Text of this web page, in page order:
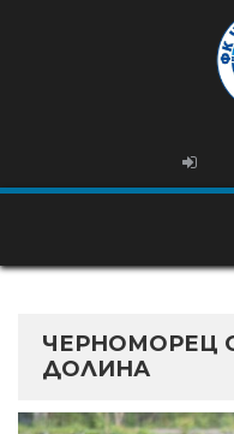
ЧЕРНОМОРЕЦ
ДОЛИНА